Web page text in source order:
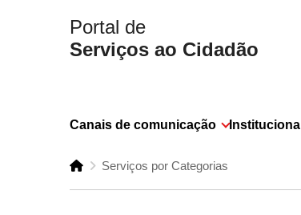
Portal de
Serviços ao Cidadão
Canais de comunicação Institucional
Serviços por Categorias